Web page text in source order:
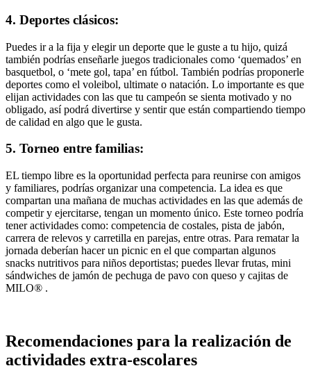
4. Deportes clásicos:
Puedes ir a la fija y elegir un deporte que le guste a tu hijo, quizá
también podrías enseñarle juegos tradicionales como ‘quemados’ en
basquetbol, o ‘mete gol, tapa’ en fútbol. También podrías proponerle
deportes como el voleibol, ultimate o natación. Lo importante es que
elijan actividades con las que tu campeón se sienta motivado y no
obligado, así podrá divertirse y sentir que están compartiendo tiempo
de calidad en algo que le gusta.
5. Torneo entre familias:
EL tiempo libre es la oportunidad perfecta para reunirse con amigos
y familiares, podrías organizar una competencia. La idea es que
compartan una mañana de muchas actividades en las que además de
competir y ejercitarse, tengan un momento único. Este torneo podría
tener actividades como: competencia de costales, pista de jabón,
carrera de relevos y carretilla en parejas, entre otras. Para rematar la
jornada deberían hacer un picnic en el que compartan algunos
snacks nutritivos para niños deportistas; puedes llevar frutas, mini
sándwiches de jamón de pechuga de pavo con queso y cajitas de
MILO® .
Recomendaciones para la realización de
actividades extra-escolares